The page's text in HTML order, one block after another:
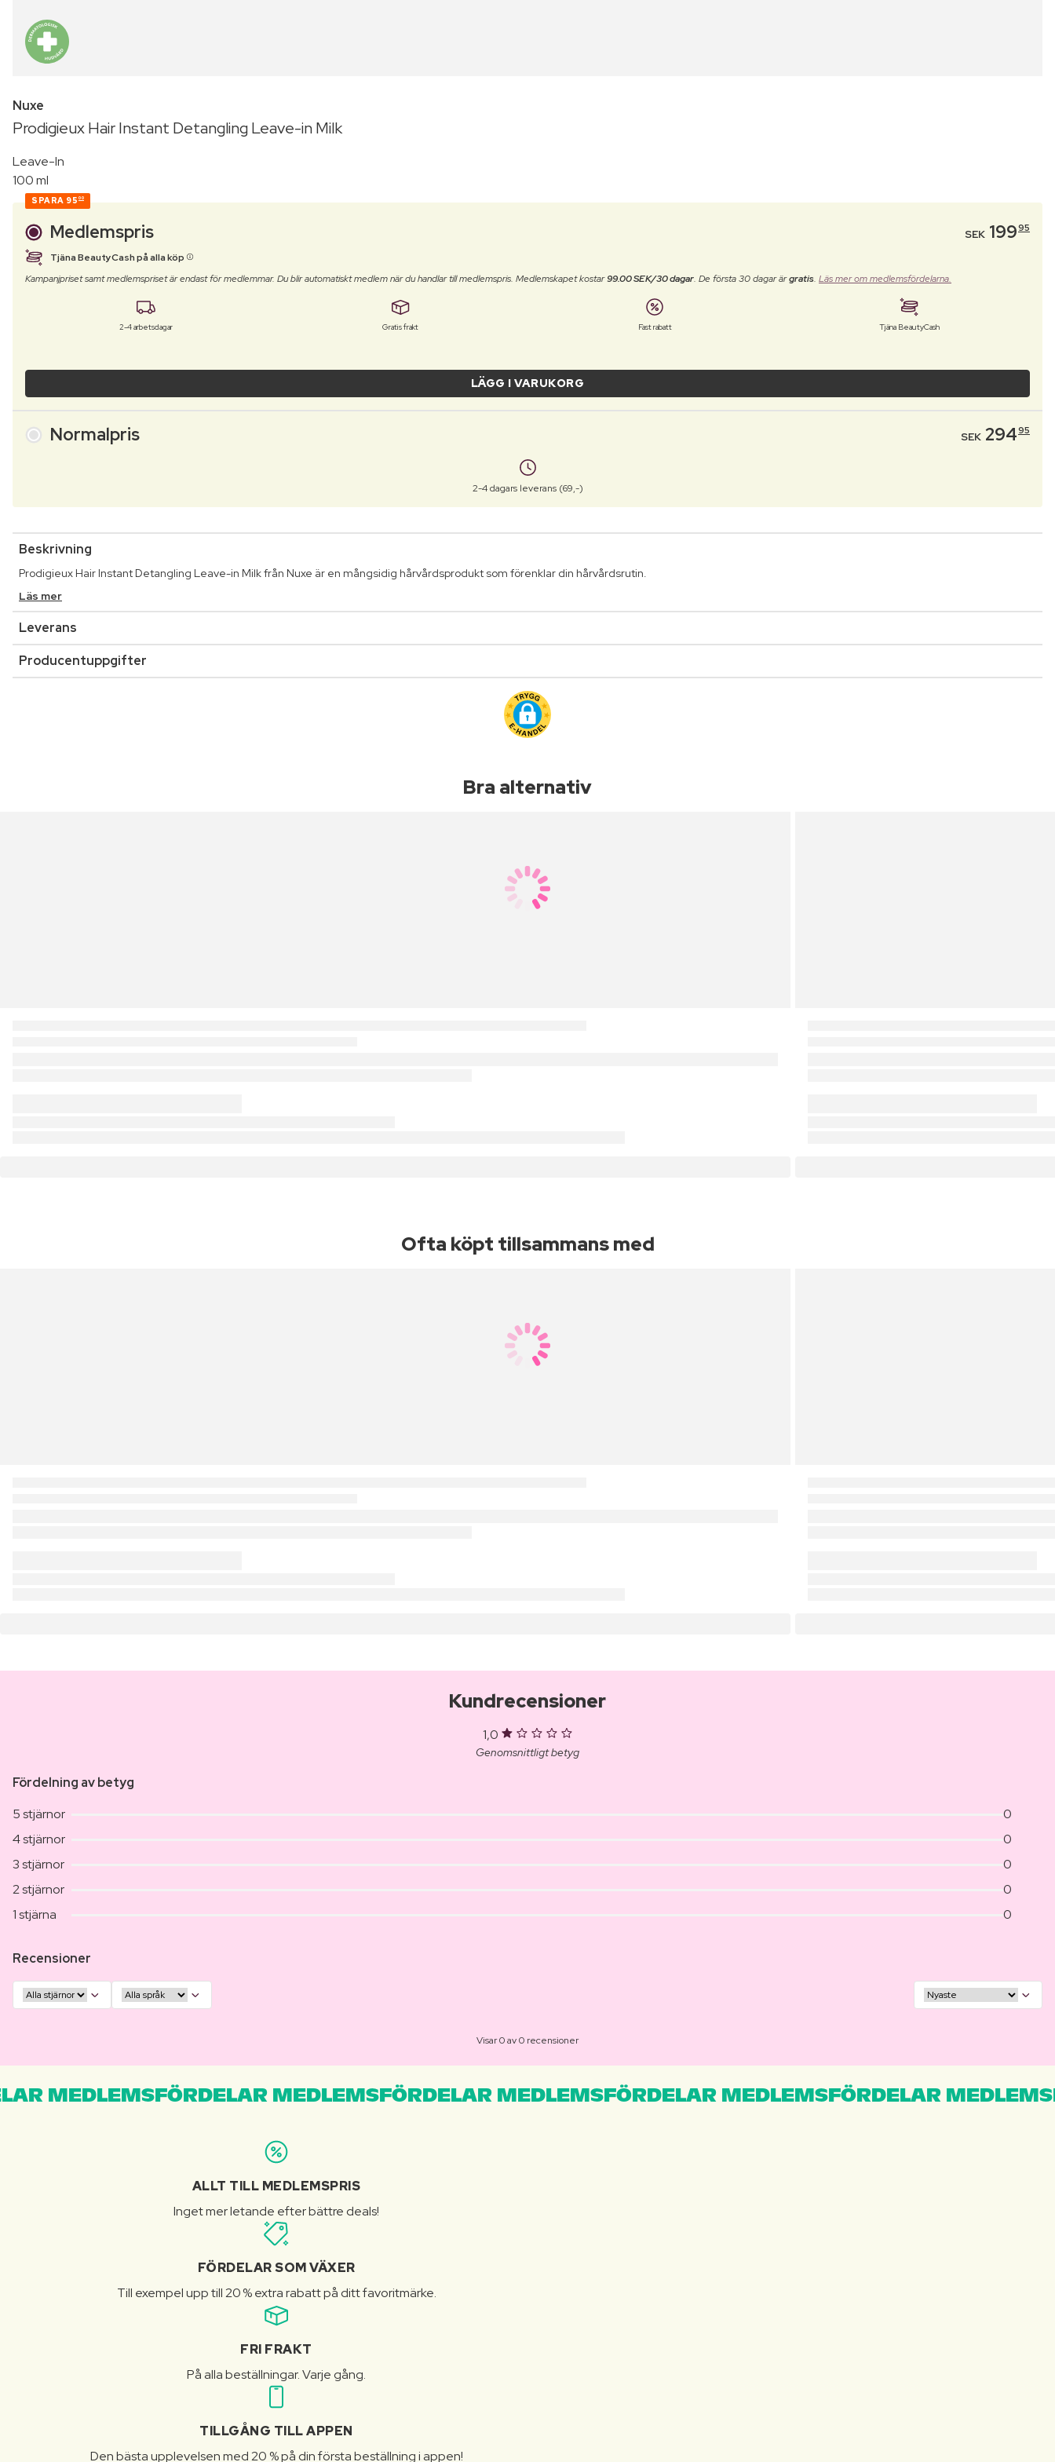
Nuxe
Prodigieux Hair Instant Detangling Leave-in Milk
Leave-In
100 ml
SPARA 95 00
Medlemspris SEK 19995
Tjäna BeautyCash på alla köp
Kampanjpriset samt medlemspriset är endast för medlemmar. Du blir automatiskt medlem när du handlar till medlemspris. Medlemskapet kostar99.00 SEK/30 dagar. De första 30 dagar ärgratis. Läs mer om medlemsfördelarna.
2-4 arbetsdagar Gratis frakt Fast rabatt Tjäna BeautyCash
LÄGG I VARUKORG
Normalpris SEK 29495
2-4 dagars leverans (69,-)
Beskrivning
Prodigieux Hair Instant Detangling Leave-in Milk från Nuxe är en mångsidig hårvårdsprodukt som förenklar din hårvårdsrutin.
Läs mer
Leverans
Producentuppgifter
Bra alternativ
Ofta köpt tillsammans med
Kundrecensioner
1,0
Genomsnittligt betyg
Fördelning av betyg
5 stjärnor
0
4 stjärnor
0
3 stjärnor
0
2 stjärnor
0
1 stjärna
0
Recensioner
Visar 0 av 0 recensioner
MEDLEMSFÖRDELAR MEDLEMSFÖRDELAR MEDLEMSFÖRDELAR MEDLEMSFÖRDELAR
ALLT TILL MEDLEMSPRIS
Inget mer letande efter bättre deals!
FÖRDELAR SOM VÄXER
Till exempel upp till 20 % extra rabatt på ditt favoritmärke.
FRI FRAKT
På alla beställningar. Varje gång.
TILLGÅNG TILL APPEN
Den bästa upplevelsen med 20 % på din första beställning i appen!